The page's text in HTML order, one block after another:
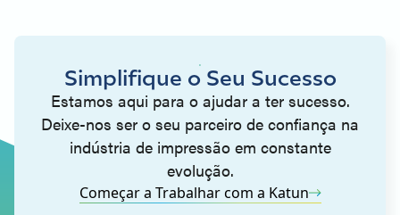
Simplifique o Seu Sucesso
Estamos aqui para o ajudar a ter sucesso.
Deixe-nos ser o seu parceiro de confiança na
indústria de impressão em constante
evolução.
Começar a Trabalhar com a Katun